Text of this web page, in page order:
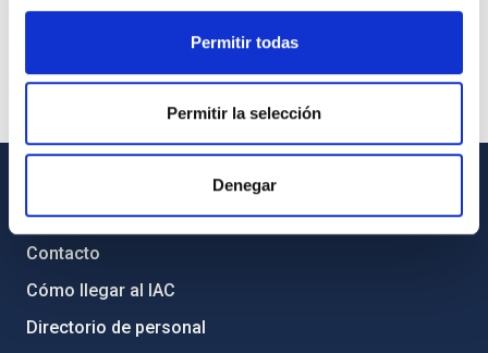
Permitir todas
Permitir la selección
Denegar
Contacto
Cómo llegar al IAC
Directorio de personal